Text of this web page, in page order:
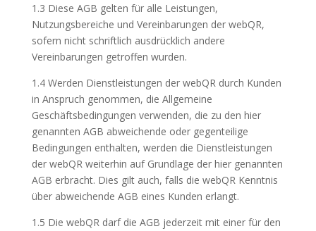
1.3 Diese AGB gelten für alle Leistungen,
Nutzungsbereiche und Vereinbarungen der webQR,
sofern nicht schriftlich ausdrücklich andere
Vereinbarungen getroffen wurden.
1.4 Werden Dienstleistungen der webQR durch Kunden
in Anspruch genommen, die Allgemeine
Geschäftsbedingungen verwenden, die zu den hier
genannten AGB abweichende oder gegenteilige
Bedingungen enthalten, werden die Dienstleistungen
der webQR weiterhin auf Grundlage der hier genannten
AGB erbracht. Dies gilt auch, falls die webQR Kenntnis
über abweichende AGB eines Kunden erlangt.
1.5 Die webQR darf die AGB jederzeit mit einer für den